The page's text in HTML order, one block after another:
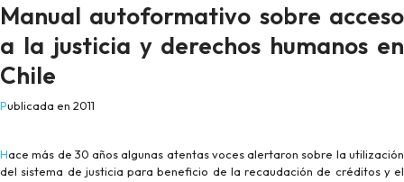
Manual autoformativo sobre acceso
a la justicia y derechos humanos en
Chile
Publicada en 2011
Hace más de 30 años algunas atentas voces alertaron sobre la utilización
del sistema de justicia para beneficio de la recaudación de créditos y el